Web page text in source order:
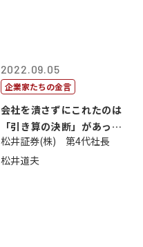
2022.09.05
企業家たちの金言
会社を潰さずにこれたのは
「引き算の決断」があった
から
松井証券(株) 第4代社長
松井道夫